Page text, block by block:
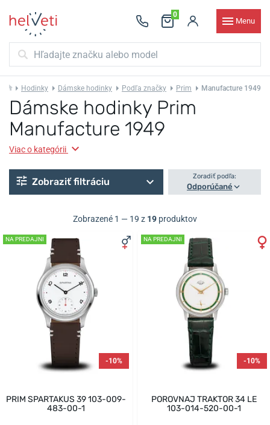
0
Menu
Hodinky Dámske hodinky Podľa značky Prim Manufacture 1949
Dámske hodinky Prim
Manufacture 1949
Viac o kategórii
Zobraziť filtráciu Zoradiť podľa:
Odporúčané
Zobrazené 1 — 19 z 19 produktov
NA PREDAJNI
-10%
PRIM SPARTAKUS 39 103-009-
483-00-1
NA PREDAJNI
-10%
POROVNAJ TRAKTOR 34 LE
103-014-520-00-1